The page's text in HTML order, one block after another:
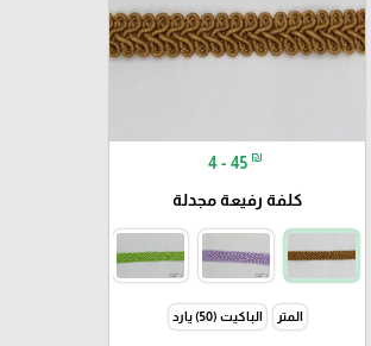
4 - 45 ₪
كلفة رفيعة مجدلة
المتر الباكيت (50) يارد